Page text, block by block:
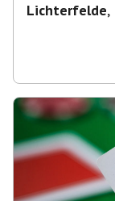
Lichterfelde,